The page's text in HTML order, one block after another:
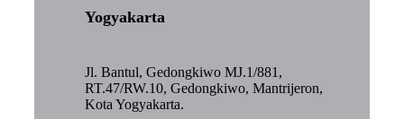
Yogyakarta
Jl. Bantul, Gedongkiwo MJ.1/881,
RT.47/RW.10, Gedongkiwo, Mantrijeron,
Kota Yogyakarta.